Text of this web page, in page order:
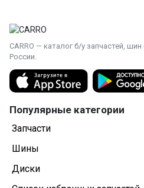
CARRO — каталог б/у запчастей,
России.
Популярные категории
Запчасти
Шины
Диски